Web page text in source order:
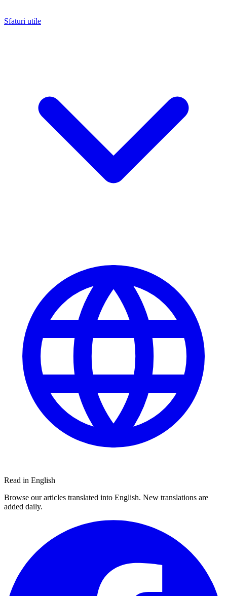
Sfaturi utile
Read in English
Browse our articles translated into English. New translations are
added daily.